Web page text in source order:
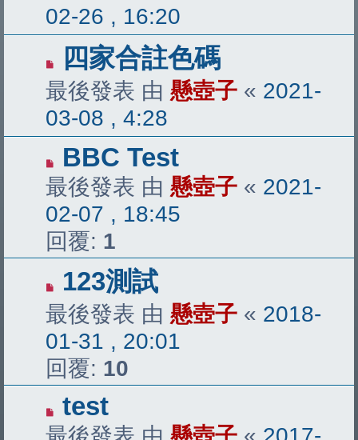
02-26 , 16:20
四家合註色碼
最後發表 由 懸壺子 « 2021-
03-08 , 4:28
BBC Test
最後發表 由 懸壺子 « 2021-
02-07 , 18:45
回覆: 1
123測試
最後發表 由 懸壺子 « 2018-
01-31 , 20:01
回覆: 10
test